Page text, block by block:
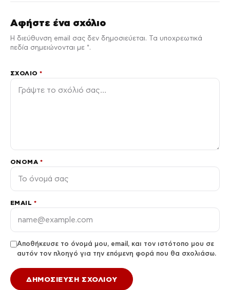
Αφήστε ένα σχόλιο
Η διεύθυνση email σας δεν δημοσιεύεται. Τα υποχρεωτικά
πεδία σημειώνονται με *.
ΣΧΌΛΙΟ*
ΌΝΟΜΑ *
EMAIL *
Αποθήκευσε το όνομά μου, email, και τον ιστότοπο μου σε
αυτόν τον πλοηγό για την επόμενη φορά που θα σχολιάσω.